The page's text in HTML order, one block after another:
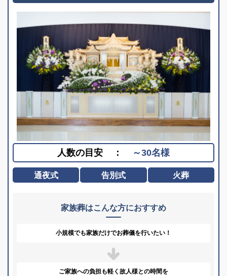
人数の目安 ： ～30名様
通夜式 告別式 火葬
家族葬はこんな方におすすめ
小規模でも家族だけでお葬儀を行いたい！
ご家族への負担も軽く 故人様との時間を